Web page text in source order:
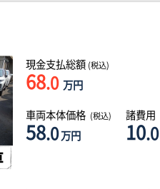
現金支払総額 (税込)
68.0 万円
車両本体価格 (税込)
58.0万円
諸費用
10.0